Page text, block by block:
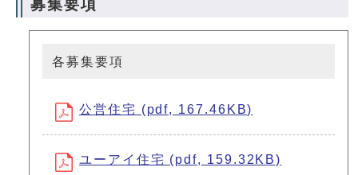
募集要項
各募集要項
公営住宅 (pdf, 167.46KB)
ユーアイ住宅 (pdf, 159.32KB)